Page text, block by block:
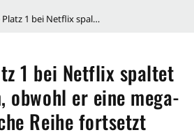
Der neue Platz 1 bei Netflix spaltet das Publikum, obwohl er eine mega-erfolgreiche Reihe fortsetzt
1 bei Netflix spaltet
obwohl er eine mega-
Reihe fortsetzt